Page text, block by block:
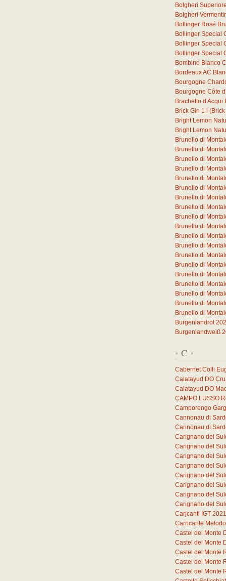
Bolgheri
Bolgheri
Bollinger Rosé
Bollinger Special
Bollinger Special
Bollinger Special
Bombino Bianco
Bordeaux AC
Bourgogne
Bourgogne Côte
Brachetto d Acqui
Brick Gin 1
Bright Lemon
Bright Lemon
Brunello di
Brunello di
Brunello di
Brunello di
Brunello di
Brunello di
Brunello di
Brunello di
Brunello di
Brunello di
Brunello di
Brunello di
Brunello di
Brunello di
Brunello di
Brunello di
Brunello di
Brunello di
Brunello di
Burgenlandrot
Burgenlandweiß
* C *
Cabernet Colli
Calatayud DO
Calatayud DO
CAMPO LUSSO
Camporengo
Cannonau di
Cannonau di
Carignano del
Carignano del
Carignano del
Carignano del
Carignano del
Carignano del
Carignano del
Carignano del
Carjcanti IGT 2021
Carricante
Castel del Monte
Castel del Monte
Castel del Monte
Castel del Monte
Castel del Monte